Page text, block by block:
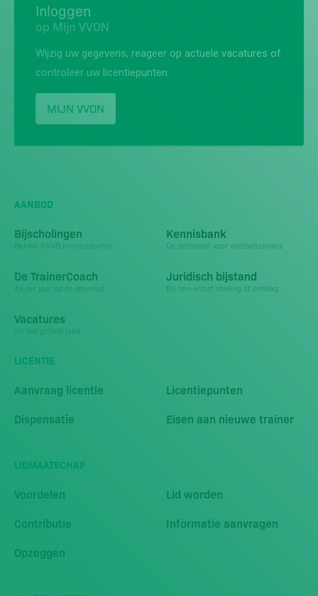
Inloggen
op Mijn VVON
Wijzig uw gegevens, reageer op actuele vacatures of
controleer uw licentiepunten.
MIJN VVON
AANBOD
Bijscholingen
Behaal KNVB licentiepunten
Kennisbank
De oefenstof voor voetbaltrainers
De TrainerCoach Juridisch bijstand
Bij non-actief stelling of ontslag
Vacatures
LICENTIE
Aanvraag licentie
Licentiepunten
Dispensatie
Eisen aan nieuwe trainer
LIDMAATSCHAP
Voordelen
Lid worden
Contributie
Informatie aanvragen
Opzeggen